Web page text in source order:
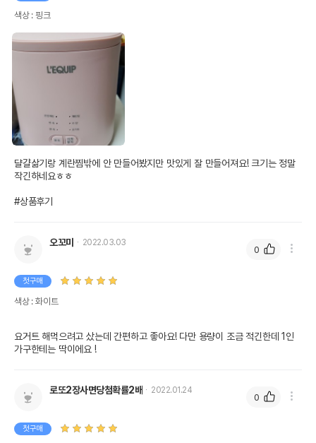
색상 : 핑크
댤걀삶기랑 계란찜밖에 안 만들어봤지만 맛있게 잘 만들어져요! 크기는 정말
작긴하네요ㅎㅎ
#상품후기
오꼬미 2022.03.03
첫구매
색상 : 화이트
요거트 해먹으려고 샀는데 간편하고 좋아요! 다만 용량이 조금 적긴한데 1인
가구한테는 딱이에요 !
0
로또2장사면당첨확률2배 2022.01.24
첫구매
0